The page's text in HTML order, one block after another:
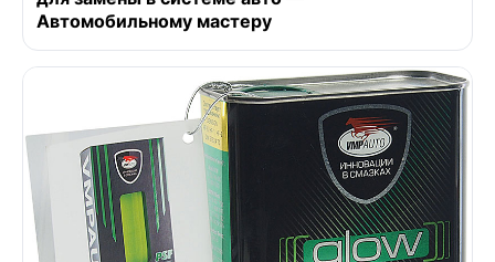
Автомобильному мастеру